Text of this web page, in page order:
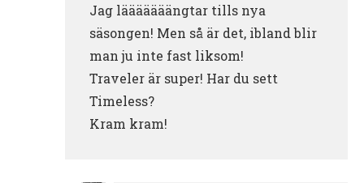
Jag lääääääängtar tills nya
säsongen! Men så är det, ibland blir
man ju inte fast liksom!
Traveler är super! Har du sett
Timeless?
Kram kram!